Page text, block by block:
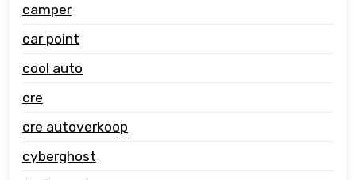
camper
car point
cool auto
cre
cre autoverkoop
cyberghost